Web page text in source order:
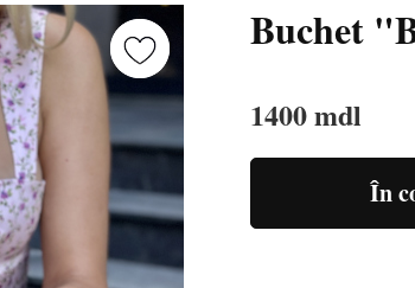
Buchet
1400 mdl
În